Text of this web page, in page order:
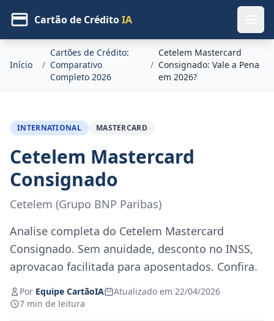
Cartão de CréditoIA
Início /
Cartões de Crédito:
Comparativo
Completo 2026
/
Cetelem Mastercard
Consignado: Vale a Pena
em 2026?
INTERNATIONAL MASTERCARD
Cetelem Mastercard
Consignado
Cetelem (Grupo BNP Paribas)
Analise completa do Cetelem Mastercard
Consignado. Sem anuidade, desconto no INSS,
aprovacao facilitada para aposentados. Confira.
Por Equipe CartãoIA
Atualizado em 22/04/2026
7 min de leitura